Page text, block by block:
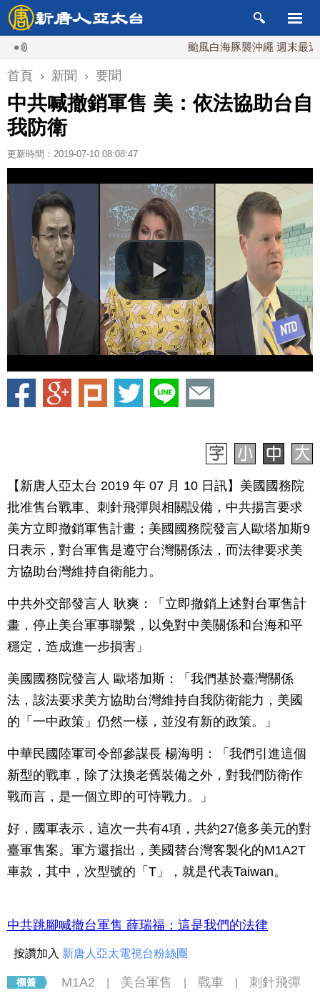
颱風白海豚襲沖繩 週末最近台灣
首頁 › 新聞 › 要聞
中共喊撤銷軍售 美：依法協助台自
我防衛
更新時間：2019-07-10 08:08:47
【新唐人亞太台 2019 年 07 月 10 日訊】美國國務院
批准售台戰車、刺針飛彈與相關設備，中共揚言要求
美方立即撤銷軍售計畫；美國國務院發言人歐塔加斯9
日表示，對台軍售是遵守台灣關係法，而法律要求美
方協助台灣維持自衛能力。
中共外交部發言人 耿爽：「立即撤銷上述對台軍售計
畫，停止美台軍事聯繫，以免對中美關係和台海和平
穩定，造成進一步損害」
美國國務院發言人 歐塔加斯：「我們基於臺灣關係
法，該法要求美方協助台灣維持自我防衛能力，美國
的「一中政策」仍然一樣，並沒有新的政策。」
中華民國陸軍司令部參謀長 楊海明：「我們引進這個
新型的戰車，除了汰換老舊裝備之外，對我們防衛作
戰而言，是一個立即的可恃戰力。」
好，國軍表示，這次一共有4項，共約27億多美元的對
臺軍售案。軍方還指出，美國替台灣客製化的M1A2T
車款，其中，次型號的「T」，就是代表Taiwan。
中共跳腳喊撤台軍售 薛瑞福：這是我們的法律
按讚加入 新唐人亞太電視台粉絲團
M1A2 美台軍售 戰車 刺針飛彈